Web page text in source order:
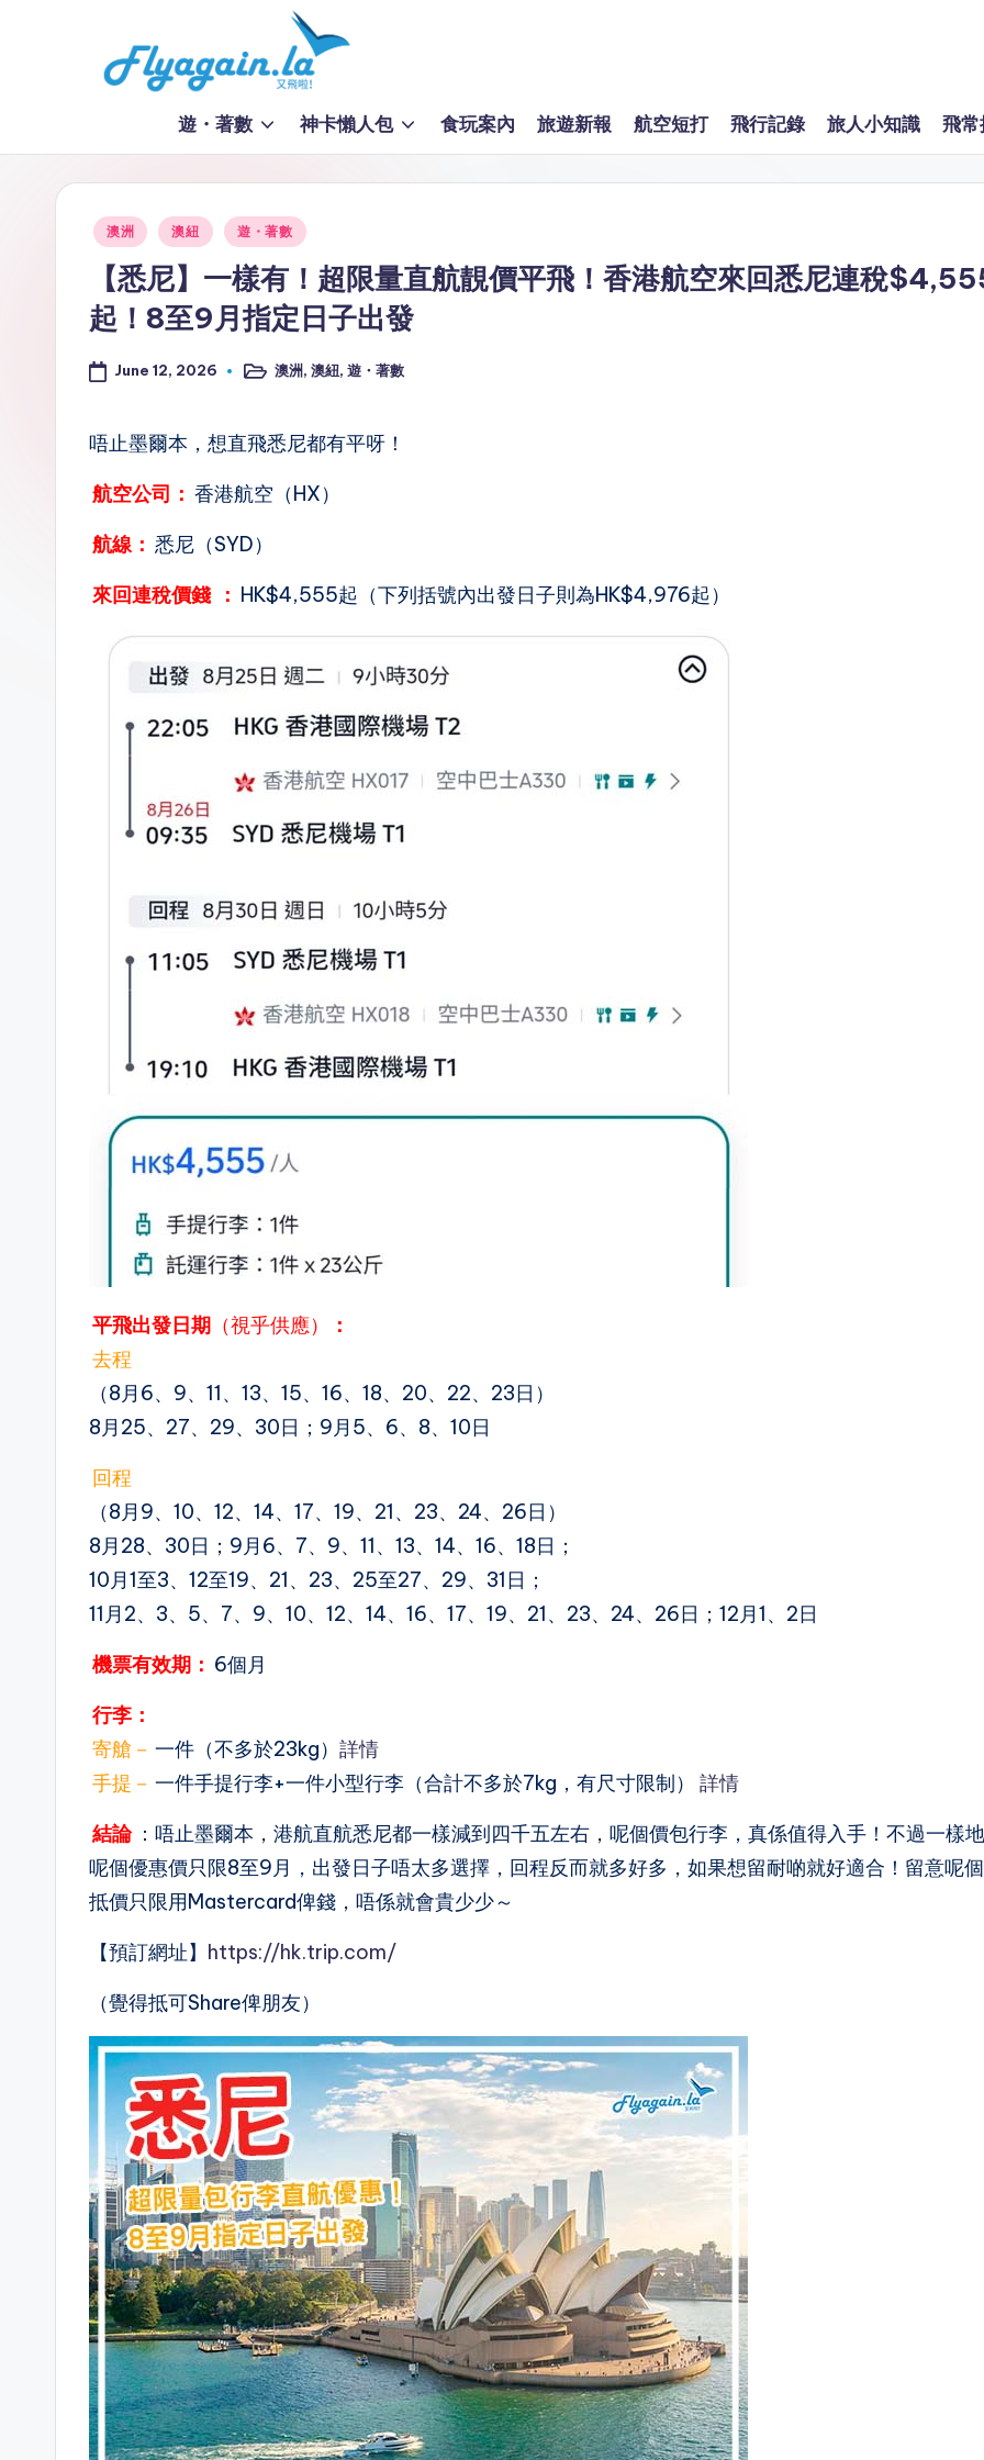
飛
啦
！
Fl
ai
n.
la
遊・著數 神卡懶人包 食玩案內 旅遊新報 航空短打 飛行記錄 旅人小知識 飛常
Posted
澳洲 澳紐 遊・著數
【悉尼】一樣有！超限量直航靚價平飛！香港航空來回悉尼連稅
起！8至9月指定日子出發
June 12, 2026
Posted
澳洲, 澳紐, 遊・著數
唔止墨爾本，想直飛悉尼都有平呀！
航空公司： 香港航空（HX）
航線： 悉尼（SYD）
來回連稅價錢
： HK$4,555起（下列括號內出發日子則為HK$4,976起）
平飛出發日期 （視乎供應）
：
去程
（8月6、9、11、13、15、16、18、20、22、23日）
8月25、27、29、30日；9月5、6、8、10日
回程
（8月9、10、12、14、17、19、21、23、24、26日）
8月28、30日；9月6、7、9、11、13、14、16、18日；
10月1至3、12至19、21、23、25至27、29、31日；
11月2、3、5、7、9、10、12、14、16、17、19、21、23、24、26日；12月1、2日
機票有效期： 6個月
行李：
寄艙－ 一件（不多於23kg） 詳情
手提－ 一件手提行李+一件小型行李（合計不多於7kg，有尺寸限制） 詳情
結論 ：唔止墨爾本，港航直航悉尼都一樣減到四千五左右，呢個價包行李，真係值得入手！不過一樣地
呢個優惠價只限8至9月，出發日子唔太多選擇，回程反而就多好多，如果想留耐啲就好適合！留意呢
抵價只限用Mastercard俾錢，唔係就會貴少少～
【預訂網址】 https://hk.trip.com/
（覺得抵可Share俾朋友）